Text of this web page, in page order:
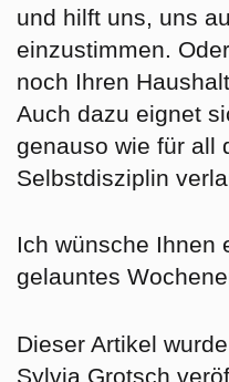
und hilft uns, uns
einzustimmen.
noch Ihren
Auch dazu eignet
genauso wie für all
Selbstdisziplin
Ich wünsche Ihnen
gelauntes
Dieser Artikel
Sylvia Grotsch